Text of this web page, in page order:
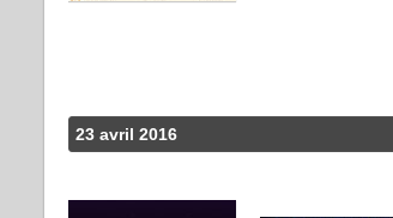
23 avril 2016